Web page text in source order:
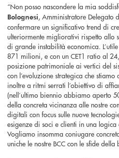
“Non posso nascondere la mia
Bolognesi, Amministratore Delegato
confermare un significativo trend di
ulteriormente migliorativi rispetto allo
di grande instabilità economica.
871 milioni, e con un CET1 ratio al
posizione patrimoniale ai vertici del
con l’evoluzione strategica che
inoltre a ritmi serrati l’obiettivo di
(nell’ultimo biennio abbiamo aperto
della concreta vicinanza alle nostre
digitali con focus sulle nuove
esigenze di soci e clienti in una
Vogliamo insomma coniugare
uniche le nostre BCC con le sfide